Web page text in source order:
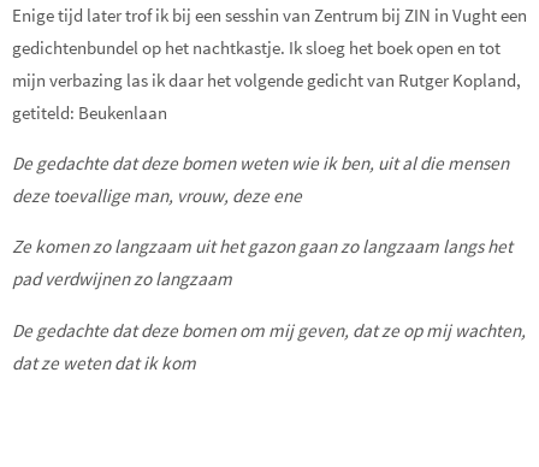
Enige tijd later trof ik bij een sesshin van Zentrum bij ZIN in Vught een
gedichtenbundel op het nachtkastje. Ik sloeg het boek open en tot
mijn verbazing las ik daar het volgende gedicht van Rutger Kopland,
getiteld: Beukenlaan
De gedachte dat deze bomen weten wie ik ben, uit al die mensen
deze toevallige man, vrouw, deze ene
Ze komen zo langzaam uit het gazon gaan zo langzaam langs het
pad verdwijnen zo langzaam
De gedachte dat deze bomen om mij geven, dat ze op mij wachten,
dat ze weten dat ik kom